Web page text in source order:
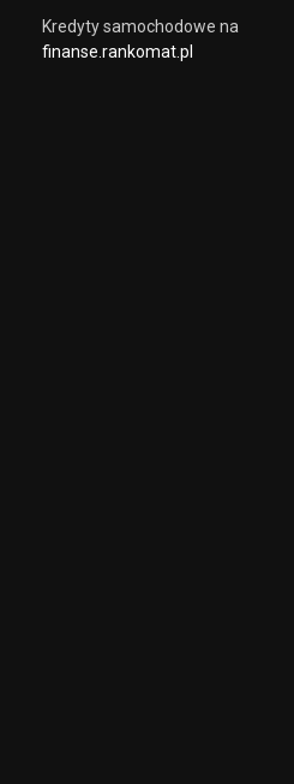
Kredyty samochodowe na
finanse.rankomat.pl